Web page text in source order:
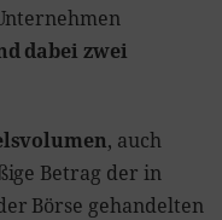
dabei zwei
, auch
Betrag der in
Börse gehandelten